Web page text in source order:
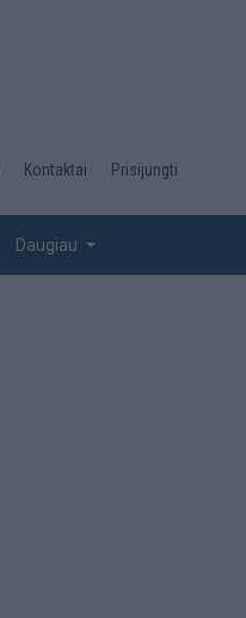
Kontaktai Prisijungti
Daugiau